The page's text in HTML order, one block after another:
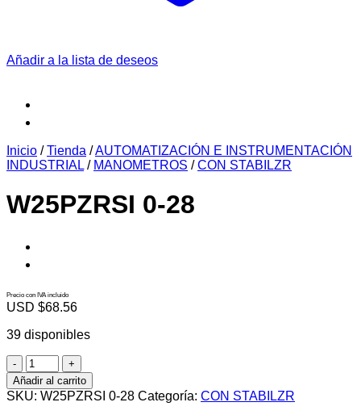
Añadir a la lista de deseos
Inicio / Tienda /AUTOMATIZACIÓN E INSTRUMENTACIÓN
INDUSTRIAL / MANOMETROS / CON STABILZR
W25PZRSI 0-28
Precio con IVA incluido
USD $68.56
39 disponibles
W25PZRSI
0-
28
cantidad
Añadir al carrito
SKU: W25PZRSI 0-28 Categoría: CON STABILZR